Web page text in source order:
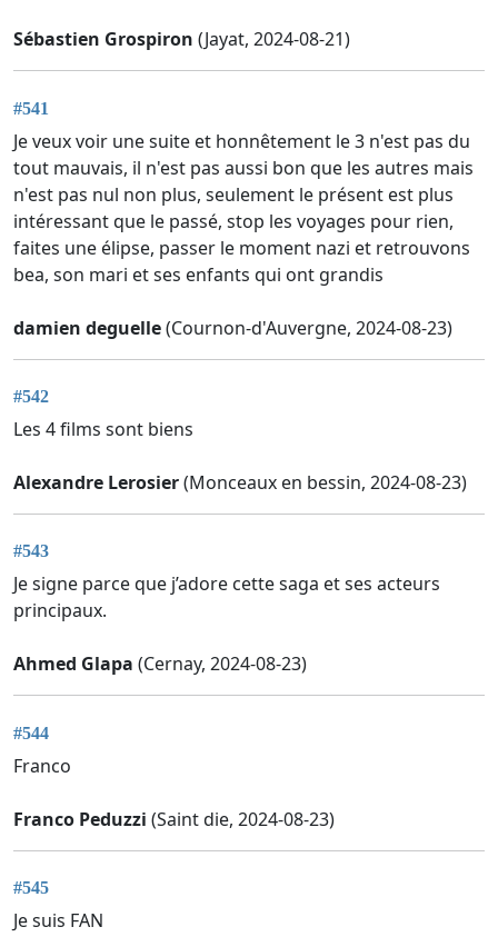
Sébastien Grospiron (Jayat, 2024-08-21)
#541
Je veux voir une suite et honnêtement le 3 n'est pas du
tout mauvais, il n'est pas aussi bon que les autres mais
n'est pas nul non plus, seulement le présent est plus
intéressant que le passé, stop les voyages pour rien,
faites une élipse, passer le moment nazi et retrouvons
bea, son mari et ses enfants qui ont grandis
damien deguelle(Cournon-d'Auvergne, 2024-08-23)
#542
Les 4 films sont biens
Alexandre Lerosier(Monceaux en bessin, 2024-08-23)
#543
Je signe parce que j’adore cette saga et ses acteurs
principaux.
Ahmed Glapa (Cernay, 2024-08-23)
#544
Franco
Franco Peduzzi (Saint die, 2024-08-23)
#545
Je suis FAN